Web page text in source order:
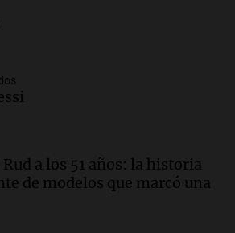
un puente
en Mendoza: un muerto
tras caer dos autos desde
llegará esta noche a
acompañar a su familia
a los 51 años: la historia
de modelos que marcó una